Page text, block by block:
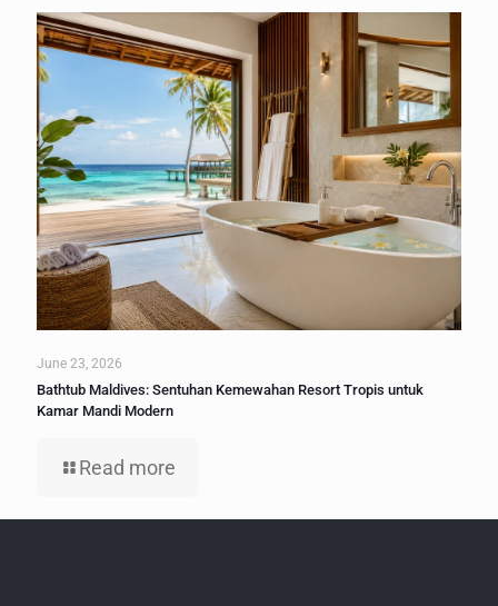
June 23, 2026
Bathtub Maldives: Sentuhan Kemewahan Resort Tropis untuk
Kamar Mandi Modern
Read more